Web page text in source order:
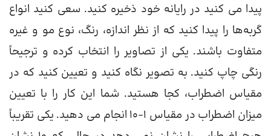
پیدا می کنید در رایانه خود ذخیره کنید. سعی کنید انواع
گربه‌ها را پیدا کنید که از نظر اندازه، رنگ، نوع مو و غیره
متفاوت باشند. یکی از تصاویر را انتخاب کرده و ترجیحاً
رنگی چاپ کنید. به تصویر نگاه کنید و تعیین کنید که در
مقیاس اضطراب، کجا هستید. شما این کار را با تعیین
میزان اضطراب در مقیاس 1-10 انجام می دهید. یکی تقریباً